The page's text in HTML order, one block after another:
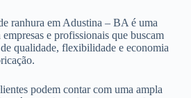
ranhura em Adustina – BA é uma
e profissionais que buscam
qualidade, flexibilidade e economia
podem contar com uma ampla